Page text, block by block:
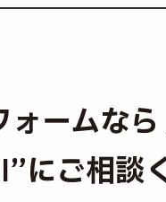
ォームなら
”にご相談